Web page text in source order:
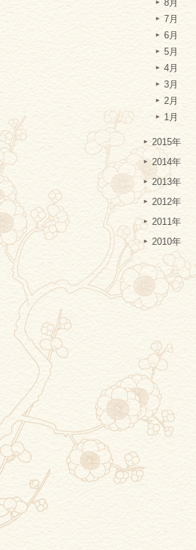
8月
7月
6月
5月
4月
3月
2月
1月
2015年
2014年
2013年
2012年
2011年
2010年